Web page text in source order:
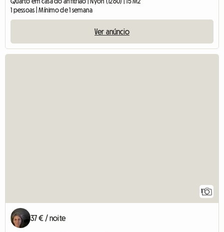
1 pessoas | Mínimo de 1 semana
Ver anúncio
37 € / noite